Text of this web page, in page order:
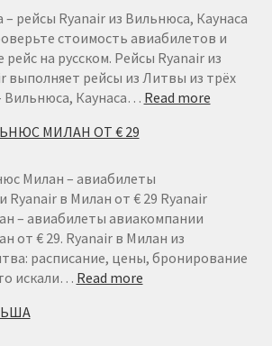
– рейсы Ryanair из Вильнюса, Каунаса
стоимость авиабилетов и
на русском. Рейсы Ryanair из
выполняет рейсы из Литвы из трёх
Вильнюса, Каунаса… Read more:
МИЛАН ОТ € 29
Милан – авиабилеты
Ryanair в Милан от € 29 Ryanair
– авиабилеты авиакомпании
от € 29. Ryanair в Милан из
расписание, цены, бронирование
искали… Read more: